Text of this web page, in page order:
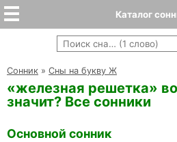
Каталог
Cонник » Сны на букву Ж
«железная решетка»
значит? Все сонники
Основной сонник